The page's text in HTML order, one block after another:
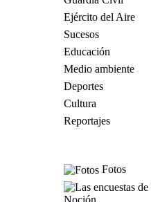
Ejército del Aire
Sucesos
Educación
Medio ambiente
Deportes
Cultura
Reportajes
Fotos